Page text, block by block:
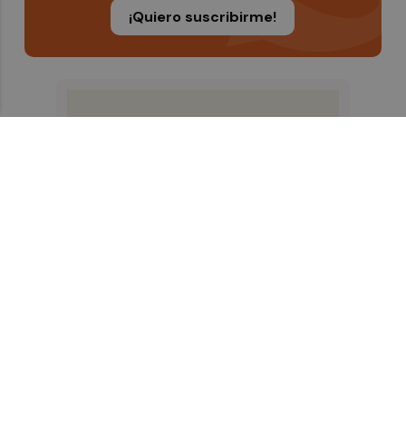
¡Quiero suscribirme!